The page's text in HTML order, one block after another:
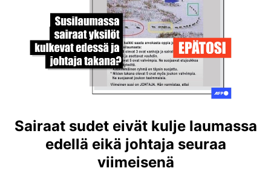
Sairaat sudet eivät kulje laumassa
edellä eikä johtaja seuraa
viimeisenä